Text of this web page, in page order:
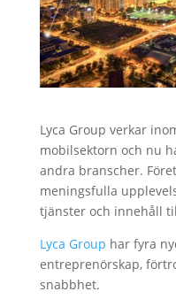
Lyca Group verkar
mobilsektorn och nu
andra branscher.
meningsfulla
tjänster och innehåll
Lyca Group har fyra
entreprenörskap,
snabbhet.